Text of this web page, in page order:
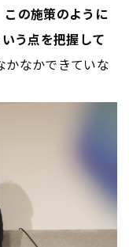
この施策のように
う点を把握して
かなかできていな